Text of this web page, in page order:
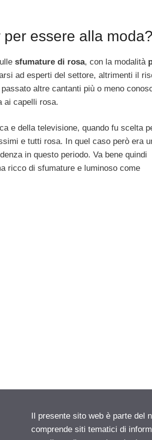
essere alla moda?
sfumature di rosa, con la modalità
ad esperti del settore, altrimenti il
altre cantanti più o meno
ai capelli rosa.
e della televisione, quando fu scelta
e tutti rosa. In quel caso però era
in questo periodo. Va bene quindi
ricco di sfumature e luminoso come
Il presente sito web è parte
comprende siti tematici di